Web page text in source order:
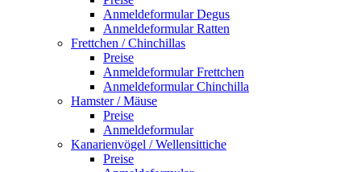
Anmeldeformular Degus
Anmeldeformular Ratten
Frettchen / Chinchillas
Preise
Anmeldeformular Frettchen
Anmeldeformular Chinchilla
Hamster / Mäuse
Preise
Anmeldeformular
Kanarienvögel / Wellensittiche
Preise